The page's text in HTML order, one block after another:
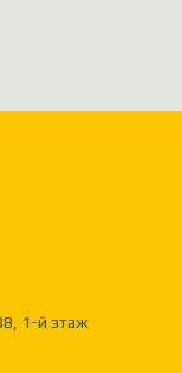
1-й этаж